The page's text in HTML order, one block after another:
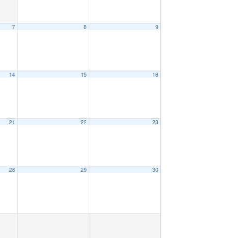
7 8 9
14 15 16
21 22 23
28 29 30